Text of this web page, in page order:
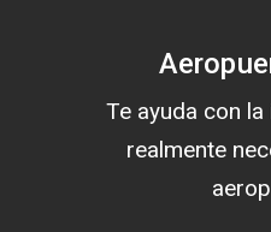
Te ayuda con
realmente